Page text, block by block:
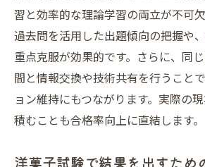
洋菓子職人としての年収ア
ント
洋菓子資格がもたらす転職
ャンス
洋菓子の資格で広がる仕事
選択肢
習と効率的な理論学習の両立が不可欠
過去問を活用した出題傾向の把握や
重点克服が効果的です。さらに、同
間と情報交換や技術共有を行うこと
ョン維持にもつながります。実際の
積むことも合格率向上に直結します。
洋菓子試験で結果を出すため